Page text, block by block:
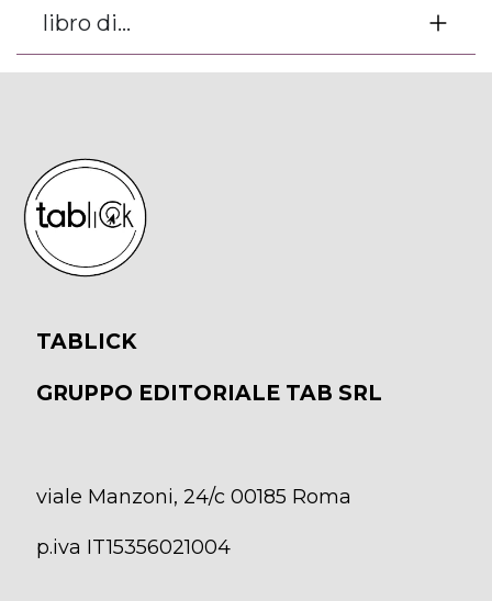
libro di...
TABLICK
GRUPPO EDITORIALE TAB SRL
viale Manzoni, 24/c 00185 Roma
p.iva IT15356021004